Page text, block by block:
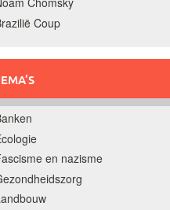
Coup
en nazisme